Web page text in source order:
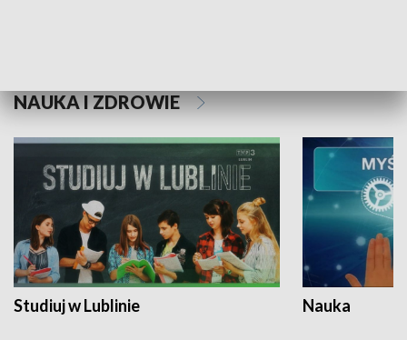
NAUKA I ZDROWIE
Studiuj w Lublinie Nauka